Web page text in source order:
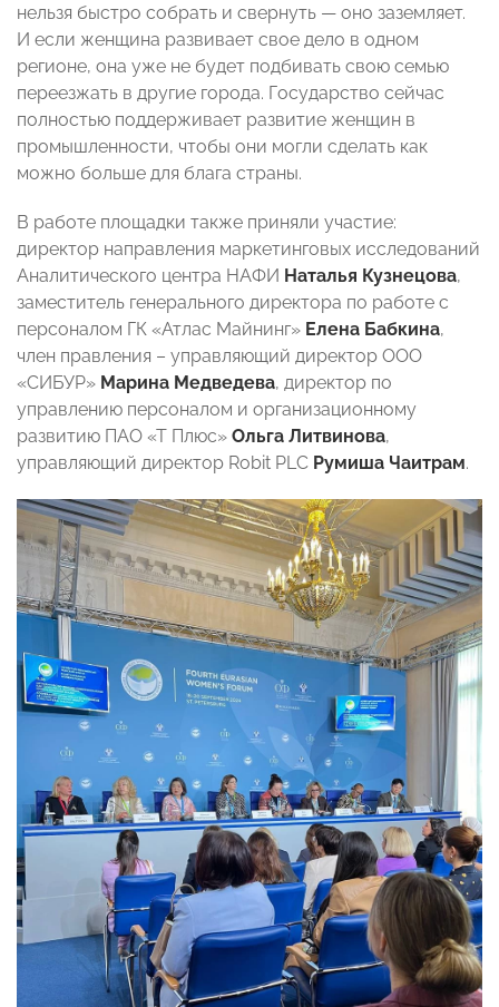
нельзя быстро собрать и свернуть — оно заземляет.
И если женщина развивает свое дело в одном
регионе, она уже не будет подбивать свою семью
переезжать в другие города. Государство сейчас
полностью поддерживает развитие женщин в
промышленности, чтобы они могли сделать как
можно больше для блага страны.
В работе площадки также приняли участие:
директор направления маркетинговых исследований
Аналитического центра НАФИ Наталья Кузнецова,
заместитель генерального директора по работе с
персоналом ГК «Атлас Майнинг» Елена Бабкина,
член правления – управляющий директор ООО
«СИБУР» Марина Медведева, директор по
управлению персоналом и организационному
развитию ПАО «Т Плюс» Ольга Литвинова,
управляющий директор Robit PLC Румиша Чаитрам.